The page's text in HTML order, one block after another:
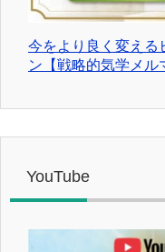
今をより良く変える
ン【戦略的気学メル
YouTube